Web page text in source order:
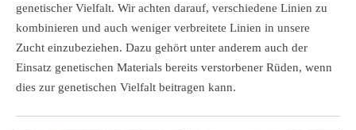
genetischer Vielfalt. Wir achten darauf, verschiedene Linien zu
kombinieren und auch weniger verbreitete Linien in unsere
Zucht einzubeziehen. Dazu gehört unter anderem auch der
Einsatz genetischen Materials bereits verstorbener Rüden, wenn
dies zur genetischen Vielfalt beitragen kann.